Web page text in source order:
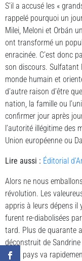
S’il a accusé les «
rappelé pourquoi un
Milei, Meloni et Orbán
ont transformé un
enracinée. C’est donc
son discours. Sulfatant
monde humain et
d’autre raison d’être
nation, la famille ou
confirmer jour après
l’autorité illégitime des
Union européenne ou
Lire aussi : Éditorial
Alors ne nous
révolution. Les
appris à leurs dépens il
furent re-diabolisées
tard. Plus de quarante
déconstruit de
beau pays va